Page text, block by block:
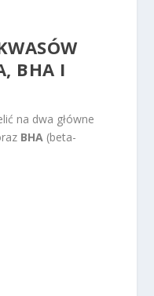
BHA I
na dwa główne
BHA (beta-